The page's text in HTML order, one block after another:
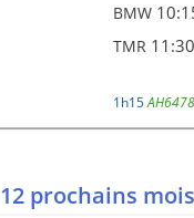
BMW
TMR 11:30
1h15AH6478
12 prochains mois